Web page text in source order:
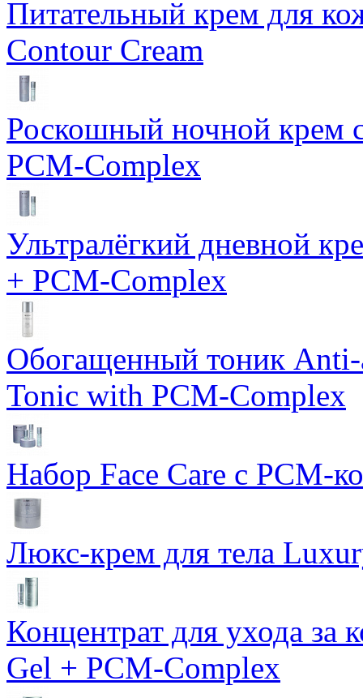
Питательный крем для
Contour Cream
Роскошный ночной крем
PCM-Complex
Ультралёгкий дневной
+ PCM-Complex
Обогащенный тоник Anti-
Tonic with PCM-Complex
Набор Face Care с PCM-
Люкс-крем для тела
Концентрат для ухода за
Gel + PCM-Complex